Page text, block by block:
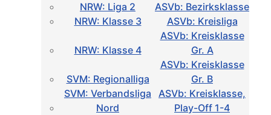
NRW: Liga 2
ASVb: Bezirksklasse
NRW: Klasse 3
ASVb: Kreisliga
NRW: Klasse 4
ASVb: Kreisklasse
Gr. A
SVM: Regionalliga
ASVb: Kreisklasse
Gr. B
SVM: Verbandsliga
Nord
ASVb: Kreisklasse,
Play-Off 1-4